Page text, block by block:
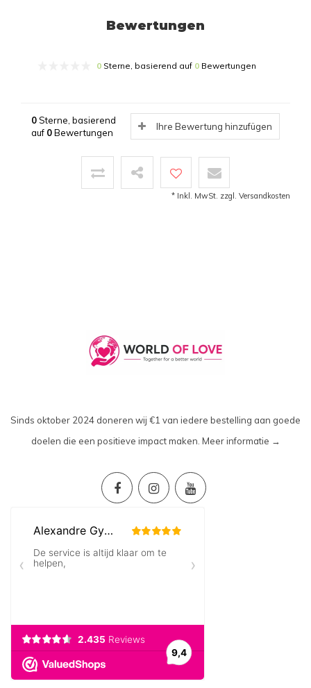
Bewertungen
0 Sterne, basierend auf 0 Bewertungen
0Sterne, basierend
auf 0Bewertungen
Ihre Bewertung hinzufügen
* Inkl. MwSt. zzgl. Versandkosten
Sinds oktober 2024 doneren wij €1 van iedere bestelling aan goede
doelen die een positieve impact maken. Meer informatie →